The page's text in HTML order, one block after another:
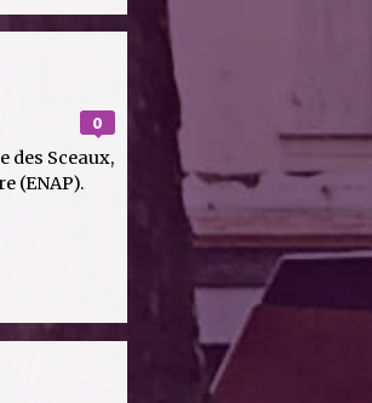
0
des Sceaux,
(ENAP).